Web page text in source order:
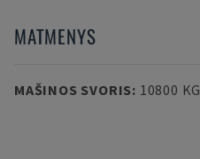
MATMENYS
MAŠINOS SVORIS: 10800 KG